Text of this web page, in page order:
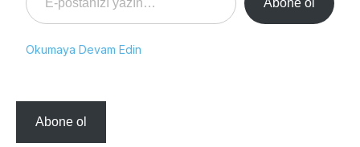
Abone ol
Okumaya Devam Edin
Abone ol